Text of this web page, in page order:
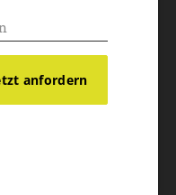
anfordern